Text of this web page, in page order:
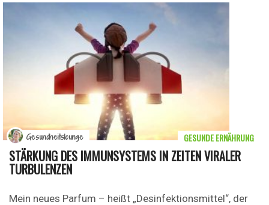
STÄRKUNG DES IMMUNSYSTEMS IN ZEITEN VIRALER
TURBULENZEN
Mein neues Parfum – heißt „Desinfektionsmittel“, der
GESUNDE ERNÄHRUNG
Gesundheitslounge